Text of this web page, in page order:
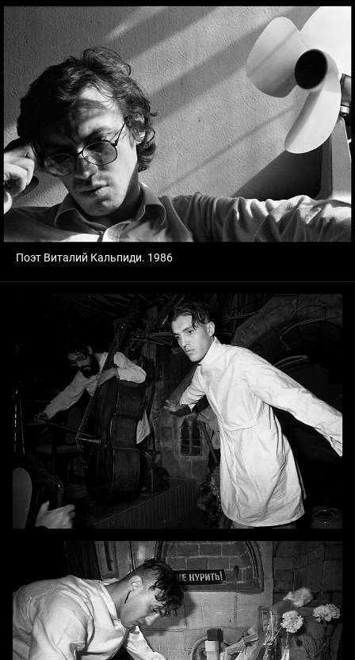
Поэт Виталий Кальпиди. 1986